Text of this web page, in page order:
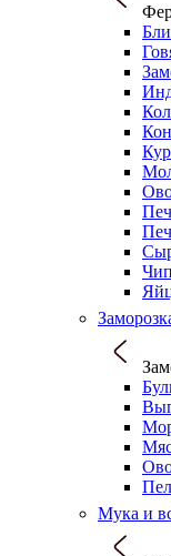
Мука и